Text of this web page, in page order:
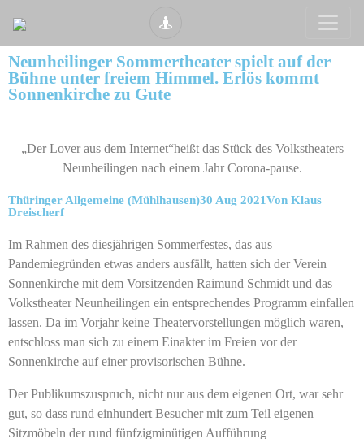
Neunheilinger Sommertheater spielt auf der
Bühne unter freiem Himmel. Erlös kommt
Sonnenkirche zu Gute
„Der Lover aus dem Internet“heißt das Stück des Volkstheaters
Neunheilingen nach einem Jahr Corona-pause.
Thüringer Allgemeine (Mühlhausen)30 Aug 2021Von Klaus
Dreischerf
Im Rahmen des diesjährigen Sommerfestes, das aus
Pandemiegründen etwas anders ausfällt, hatten sich der Verein
Sonnenkirche mit dem Vorsitzenden Raimund Schmidt und das
Volkstheater Neunheilingen ein entsprechendes Programm einfallen
lassen. Da im Vorjahr keine Theatervorstellungen möglich waren,
entschloss man sich zu einem Einakter im Freien vor der
Sonnenkirche auf einer provisorischen Bühne.
Der Publikumszuspruch, nicht nur aus dem eigenen Ort, war sehr
gut, so dass rund einhundert Besucher mit zum Teil eigenen
Sitzmöbeln der rund fünfzigminütigen Aufführung